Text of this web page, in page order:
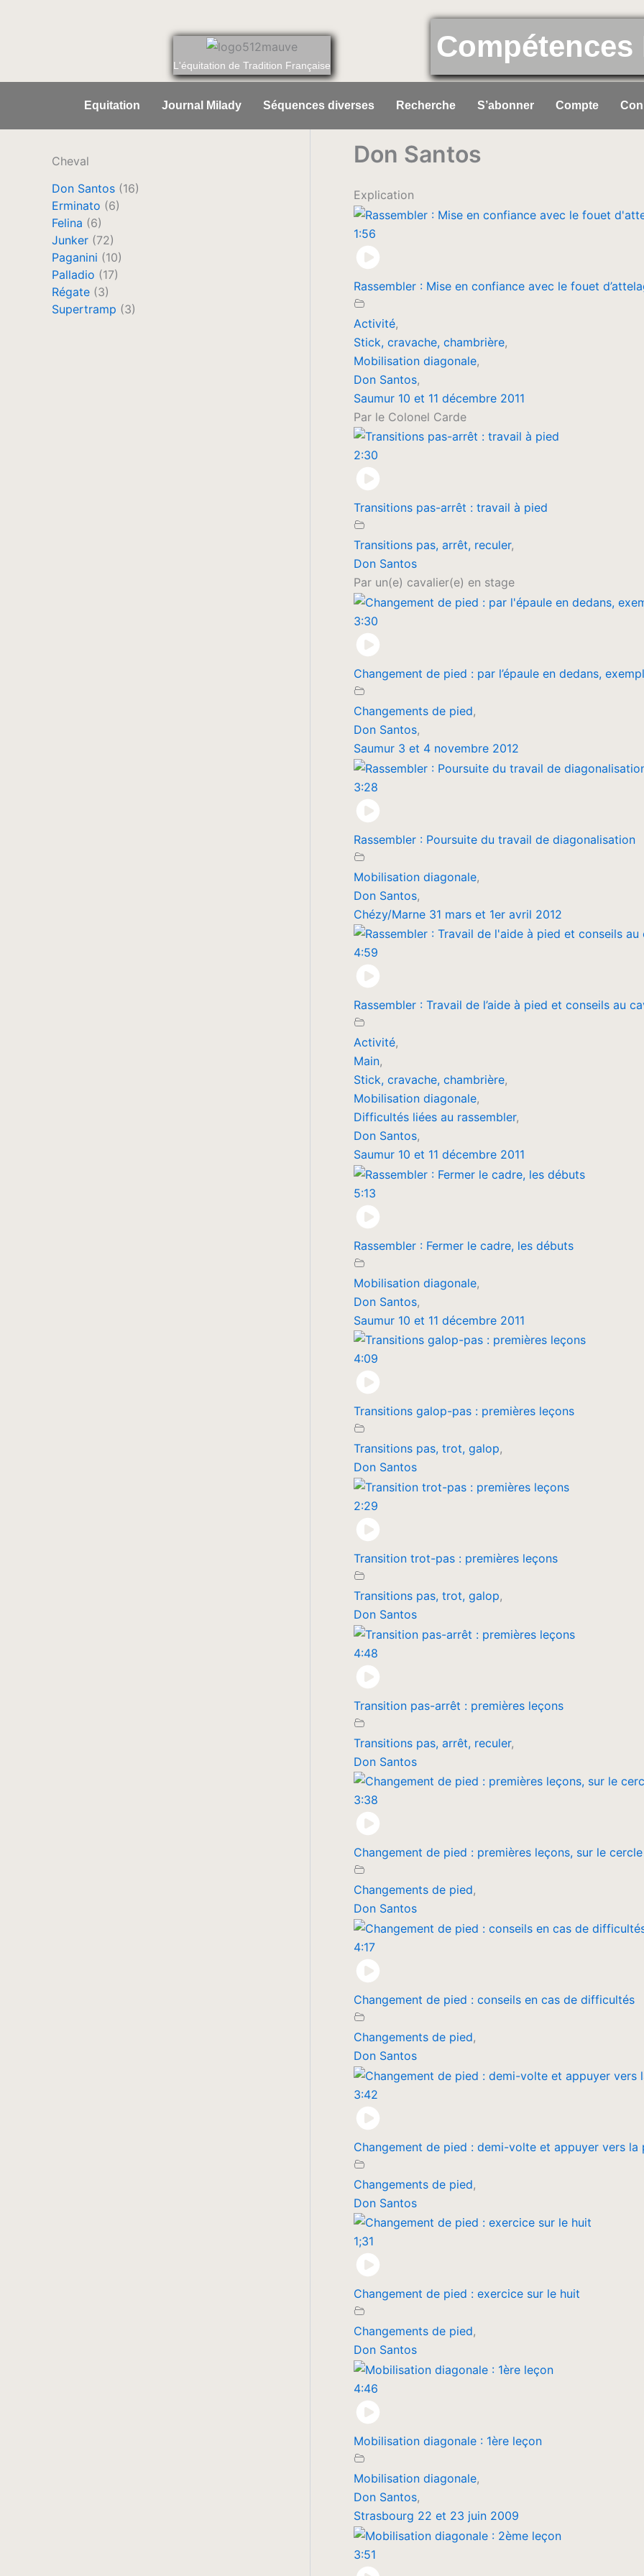
L'équitation de Tradition Française
Equitation Journal Milady Séquences diverses Recherche S’abonner Compte
Cheval
Don Santos (16)
Erminato (6)
Felina (6)
Junker (72)
Paganini (10)
Palladio (17)
Régate (3)
Supertramp (3)
Don Santos
Explication
1:56
Rassembler : Mise en confiance avec le fouet
Activité,
Stick, cravache, chambrière,
Mobilisation diagonale,
Don Santos,
Saumur 10 et 11 décembre 2011
Par le Colonel Carde
2:30
Transitions pas-arrêt : travail à pied
Transitions pas, arrêt, reculer,
Don Santos
Par un(e) cavalier(e) en stage
3:30
Changement de pied : par l’épaule en dedans,
Changements de pied,
Don Santos,
Saumur 3 et 4 novembre 2012
3:28
Rassembler : Poursuite du travail de diagonalisation
Mobilisation diagonale,
Don Santos,
Chézy/Marne 31 mars et 1er avril 2012
4:59
Rassembler : Travail de l’aide à pied et conseils au
Activité,
Main,
Stick, cravache, chambrière,
Mobilisation diagonale,
Difficultés liées au rassembler,
Don Santos,
Saumur 10 et 11 décembre 2011
5:13
Rassembler : Fermer le cadre, les débuts
Mobilisation diagonale,
Don Santos,
Saumur 10 et 11 décembre 2011
4:09
Transitions galop-pas : premières leçons
Transitions pas, trot, galop,
Don Santos
2:29
Transition trot-pas : premières leçons
Transitions pas, trot, galop,
Don Santos
4:48
Transition pas-arrêt : premières leçons
Transitions pas, arrêt, reculer,
Don Santos
3:38
Changement de pied : premières leçons, sur le cercle
Changements de pied,
Don Santos
4:17
Changement de pied : conseils en cas de difficultés
Changements de pied,
Don Santos
3:42
Changement de pied : demi-volte et appuyer vers la
Changements de pied,
Don Santos
1;31
Changement de pied : exercice sur le huit
Changements de pied,
Don Santos
4:46
Mobilisation diagonale : 1ère leçon
Mobilisation diagonale,
Don Santos,
Strasbourg 22 et 23 juin 2009
3:51